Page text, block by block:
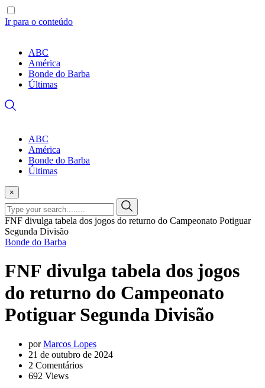
Ir para o conteúdo
ABC
América
Bonde do Barba
Últimas
ABC
América
Bonde do Barba
Últimas
×
FNF divulga tabela dos jogos do returno do Campeonato Potiguar
Segunda Divisão
Bonde do Barba
FNF divulga tabela dos jogos
do returno do Campeonato
Potiguar Segunda Divisão
porMarcos Lopes
21 de outubro de 2024
2 Comentários
692 Views